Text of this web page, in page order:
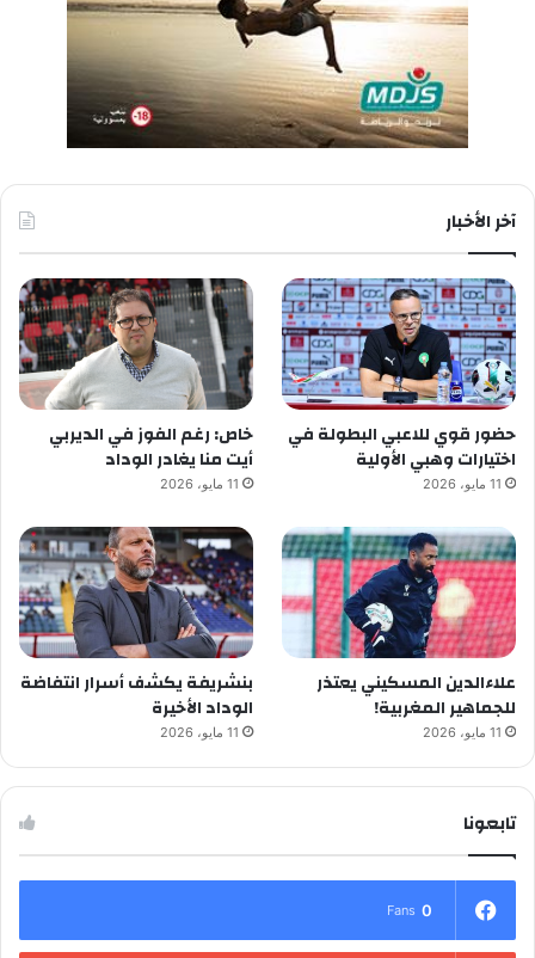
آخر الأخبار
حضور قوي للاعبي البطولة في
اختيارات وهبي الأولية
11 مايو، 2026
خاص: رغم الفوز في الديربي
أيت منا يغادر الوداد
11 مايو، 2026
علاءالدين المسكيني يعتذر
للجماهير المغربية!
11 مايو، 2026
بنشريفة يكشف أسرار انتفاضة
الوداد الأخيرة
11 مايو، 2026
تابعونا
0
Fans